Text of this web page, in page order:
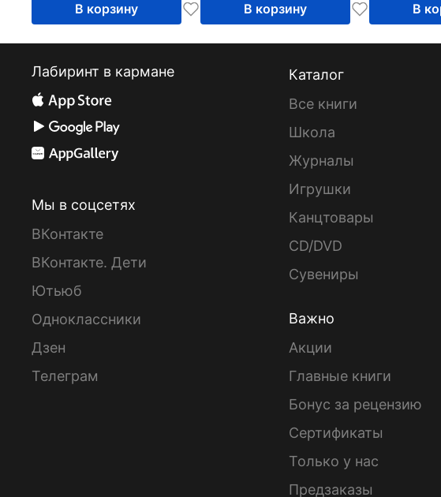
В корзину В корзину В
Лабиринт в кармане
Мы в соцсетях
ВКонтакте
ВКонтакте. Дети
Ютьюб
Одноклассники
Дзен
Телеграм
Каталог
Все книги
Школа
Журналы
Игрушки
Канцтовары
CD/DVD
Сувениры
Важно
Акции
Главные книги
Бонус за рецензию
Сертификаты
Только у нас
Предзаказы